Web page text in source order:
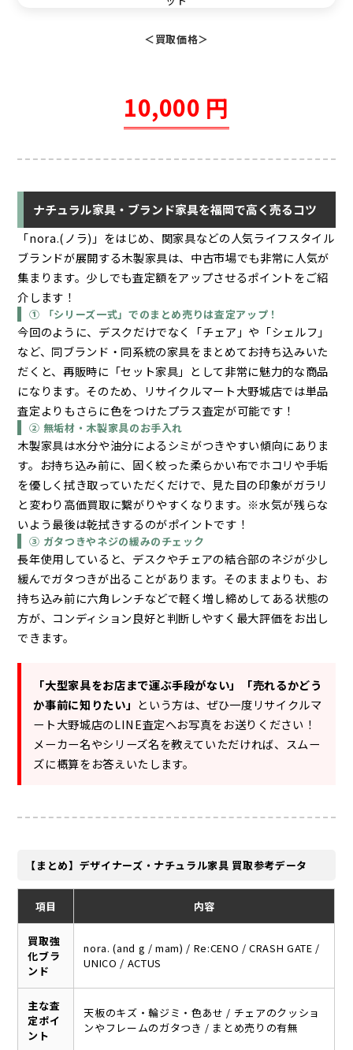
＜買取価格＞
10,000 円
ナチュラル家具・ブランド家具を福岡で高く売るコツ
「nora.(ノラ)」をはじめ、関家具などの人気ライフスタイル
ブランドが展開する木製家具は、中古市場でも非常に人気が
集まります。少しでも査定額をアップさせるポイントをご紹
介します！
① 「シリーズ一式」でのまとめ売りは査定アップ！
今回のように、デスクだけでなく「チェア」や「シェルフ」
など、同ブランド・同系統の家具をまとめてお持ち込みいた
だくと、再販時に「セット家具」として非常に魅力的な商品
になります。そのため、リサイクルマート大野城店では単品
査定よりもさらに色をつけたプラス査定が可能です！
② 無垢材・木製家具のお手入れ
木製家具は水分や油分によるシミがつきやすい傾向にありま
す。お持ち込み前に、固く絞った柔らかい布でホコリや手垢
を優しく拭き取っていただくだけで、見た目の印象がガラリ
と変わり高価買取に繋がりやすくなります。※水気が残らな
いよう最後は乾拭きするのがポイントです！
③ ガタつきやネジの緩みのチェック
長年使用していると、デスクやチェアの結合部のネジが少し
緩んでガタつきが出ることがあります。そのままよりも、お
持ち込み前に六角レンチなどで軽く増し締めしてある状態の
方が、コンディション良好と判断しやすく最大評価をお出し
できます。
「大型家具をお店まで運ぶ手段がない」「売れるかどう
か事前に知りたい」 という方は、ぜひ一度リサイクルマ
ート大野城店のLINE査定へお写真をお送りください！
メーカー名やシリーズ名を教えていただければ、スムー
ズに概算をお答えいたします。
【まとめ】デザイナーズ・ナチュラル家具 買取参考データ
項目 内容
買取強
化ブラ
ンド
nora. (and g / mam) / Re:CENO / CRASH GATE /
UNICO / ACTUS
主な査
定ポイ
ント
天板のキズ・輪ジミ・色あせ / チェアのクッショ
ンやフレームのガタつき / まとめ売りの有無